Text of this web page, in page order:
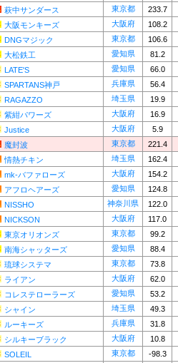
萩中サンダース 東京都
233.7
大阪モンキーズ 大阪府
108.2
DNGマジック 東京都
106.6
大松鉄工 愛知県
81.2
LATE'S 愛知県
66.0
SPARTANS神戸 兵庫県
56.4
RAGAZZO 埼玉県
19.9
紫紺パワーズ 大阪府
16.9
Justice 大阪府
5.9
魔封波 東京都
221.4
情熱チキン 埼玉県
162.4
mk-バファローズ 大阪府
154.2
アフロヘアーズ 愛知県
124.8
NISSHO 神奈川県
122.0
NICKSON 大阪府
117.0
東京オリオンズ 東京都
99.2
南海シャッターズ 愛知県
88.4
琉球システマ 東京都
73.8
ライアン 大阪府
62.0
コレステローラーズ 愛知県
53.2
シャイン 埼玉県
49.3
ルーキーズ 兵庫県
31.8
シルキーブラック 大阪府
10.8
SOLEIL 東京都
-98.3